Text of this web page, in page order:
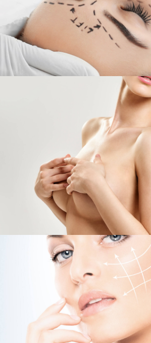
REMODELAGE DU CORPS, PRODUITS DE
GREFFE DE CHEVEUX,
Procédures mini-
AUGMENTATION MAMMAIRE -
RÉDUCTION MAMMAIRE
Lifting mammaire